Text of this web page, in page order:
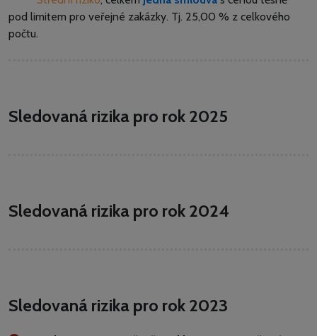
pod limitem pro veřejné zakázky. Tj. 25,00 % z celkového
počtu.
Sledovaná rizika pro rok 2025
Sledovaná rizika pro rok 2024
Sledovaná rizika pro rok 2023